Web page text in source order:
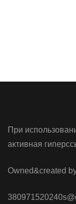
При
активная
Owned&created